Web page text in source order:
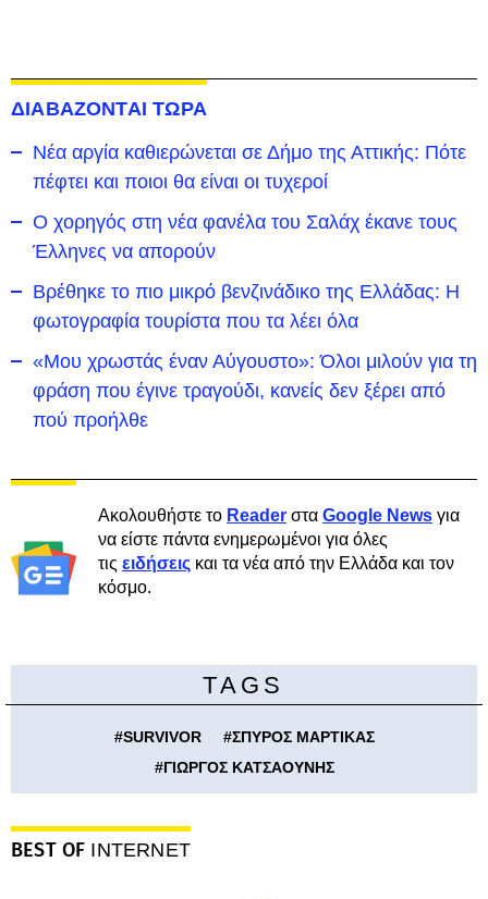
ΔΙΑΒΑΖΟΝΤΑΙ ΤΩΡΑ
Νέα αργία καθιερώνεται σε Δήμο της Αττικής: Πότε
πέφτει και ποιοι θα είναι οι τυχεροί
Ο χορηγός στη νέα φανέλα του Σαλάχ έκανε τους
Έλληνες να απορούν
Βρέθηκε το πιο μικρό βενζινάδικο της Ελλάδας: Η
φωτογραφία τουρίστα που τα λέει όλα
«Μου χρωστάς έναν Αύγουστο»: Όλοι μιλούν για τη
φράση που έγινε τραγούδι, κανείς δεν ξέρει από
πού προήλθε
Ακολουθήστε το Reader στα Google News για
να είστε πάντα ενημερωμένοι για όλες
τις ειδήσεις και τα νέα από την Ελλάδα και τον
κόσμο.
TAGS
#SURVIVOR #ΣΠΥΡΟΣ ΜΑΡΤΙΚΑΣ
#ΓΙΩΡΓΟΣ ΚΑΤΣΑΟΥΝΗΣ
BEST OF INTERNET